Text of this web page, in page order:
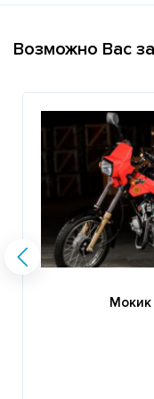
Возможно Вас